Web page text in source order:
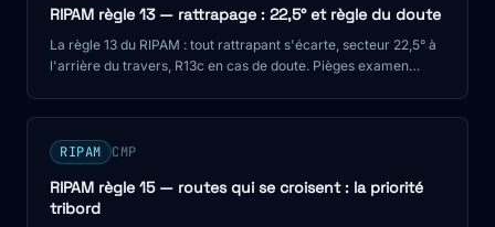
RIPAM règle 13 — rattrapage : 22,5° et règle du doute
La règle 13 du RIPAM : tout rattrapant s'écarte, secteur 22,5° à
l'arrière du travers, R13c en cas de doute. Pièges examen
RIPAM CMP
RIPAM règle 15 — routes qui se croisent : la priorité
tribord